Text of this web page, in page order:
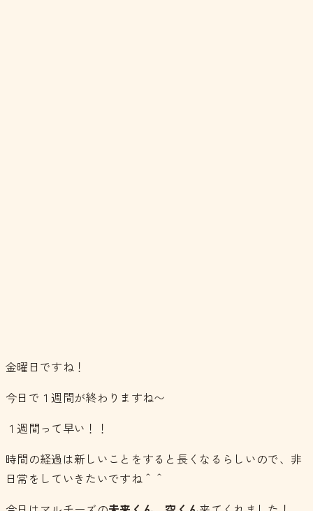
金曜日ですね！
今日で１週間が終わりますね〜
１週間って早い！！
時間の経過は新しいことをすると長くなるらしいので、非
日常をしていきたいですね＾＾